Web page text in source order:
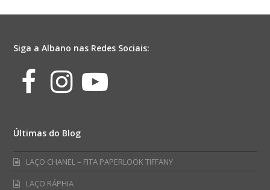
quantidade
Siga a Albano nas Redes Sociais:
Facebook
Instagram
Youtube
Últimas do Blog
LAÇO CHANEL – FITA PAPERLOOK TIFFANY
LAÇO RÁPHIA